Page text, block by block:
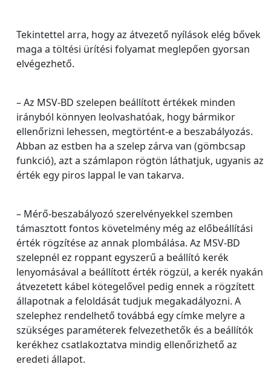
Tekintettel arra, hogy az átvezető nyílások elég bővek
maga a töltési ürítési folyamat meglepően gyorsan
elvégezhető.
– Az MSV-BD szelepen beállított értékek minden
irányból könnyen leolvashatóak, hogy bármikor
ellenőrizni lehessen, megtörtént-e a beszabályozás.
Abban az estben ha a szelep zárva van (gömbcsap
funkció), azt a számlapon rögtön láthatjuk, ugyanis az
érték egy piros lappal le van takarva.
– Mérő-beszabályozó szerelvényekkel szemben
támasztott fontos követelmény még az előbeállítási
érték rögzítése az annak plombálása. Az MSV-BD
szelepnél ez roppant egyszerű a beállító kerék
lenyomásával a beállított érték rögzül, a kerék nyakán
átvezetett kábel kötegelővel pedig ennek a rögzített
állapotnak a feloldását tudjuk megakadályozni. A
szelephez rendelhető továbbá egy címke melyre a
szükséges paraméterek felvezethetők és a beállítók
kerékhez csatlakoztatva mindig ellenőrizhető az
eredeti állapot.